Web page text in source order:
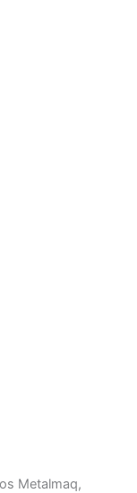
Metalmaq,